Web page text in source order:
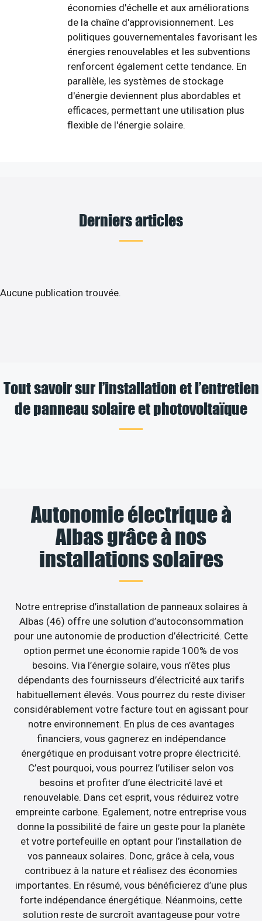
économies d'échelle et aux améliorations
de la chaîne d'approvisionnement. Les
politiques gouvernementales favorisant les
énergies renouvelables et les subventions
renforcent également cette tendance. En
parallèle, les systèmes de stockage
d'énergie deviennent plus abordables et
efficaces, permettant une utilisation plus
flexible de l'énergie solaire.
Derniers articles
Aucune publication trouvée.
Tout savoir sur l’installation et l’entretien
de panneau solaire et photovoltaïque
Autonomie électrique à
Albas grâce à nos
installations solaires
Notre entreprise d’installation de panneaux solaires à
Albas (46) offre une solution d’autoconsommation
pour une autonomie de production d’électricité. Cette
option permet une économie rapide 100% de vos
besoins. Via l’énergie solaire, vous n’êtes plus
dépendants des fournisseurs d’électricité aux tarifs
habituellement élevés. Vous pourrez du reste diviser
considérablement votre facture tout en agissant pour
notre environnement. En plus de ces avantages
financiers, vous gagnerez en indépendance
énergétique en produisant votre propre électricité.
C’est pourquoi, vous pourrez l’utiliser selon vos
besoins et profiter d’une électricité lavé et
renouvelable. Dans cet esprit, vous réduirez votre
empreinte carbone. Egalement, notre entreprise vous
donne la possibilité de faire un geste pour la planète
et votre portefeuille en optant pour l’installation de
vos panneaux solaires. Donc, grâce à cela, vous
contribuez à la nature et réalisez des économies
importantes. En résumé, vous bénéficierez d’une plus
forte indépendance énergétique. Néanmoins, cette
solution reste de surcroît avantageuse pour votre